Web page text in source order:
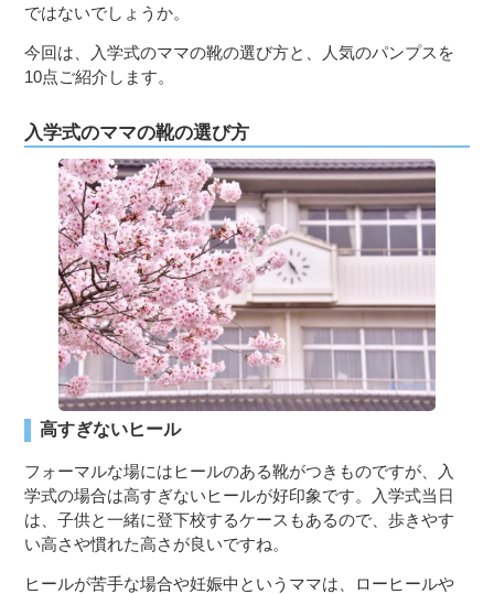
妊娠後期
出産
子育て・育児
０歳児
１歳児
２歳児
３〜６歳児
７〜１２歳児
ではないでしょうか。
今回は、入学式のママの靴の選び方と、人気のパンプスを
10点ご紹介します。
入学式のママの靴の選び方
高すぎないヒール
フォーマルな場にはヒールのある靴がつきものですが、入
学式の場合は高すぎないヒールが好印象です。入学式当日
は、子供と一緒に登下校するケースもあるので、歩きやす
い高さや慣れた高さが良いですね。
ヒールが苦手な場合や妊娠中というママは、ローヒールや